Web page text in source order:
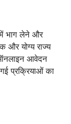
भाग लेने और
और योग्य राज्य
आवेदन
प्रक्रियाओं का